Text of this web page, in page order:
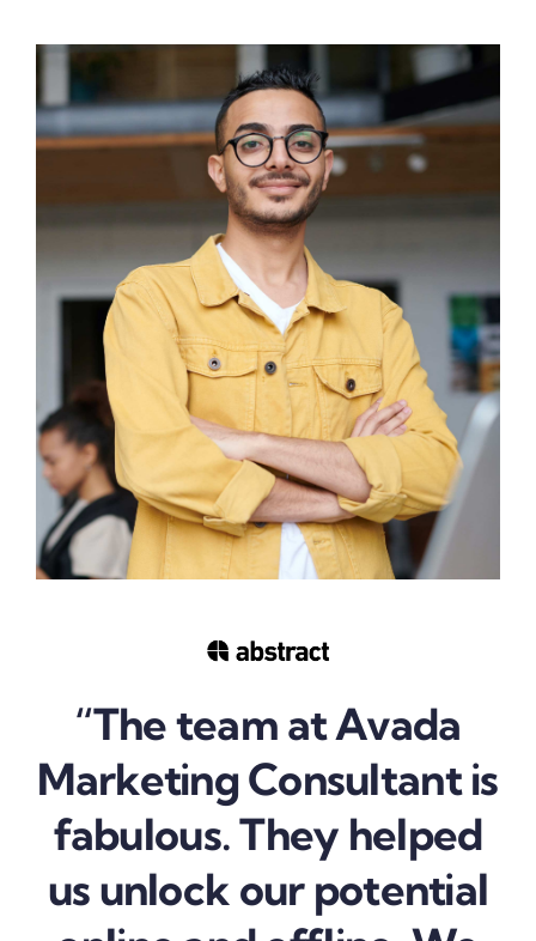
“The team at Avada
Marketing Consultant is
fabulous. They helped
us unlock our potential